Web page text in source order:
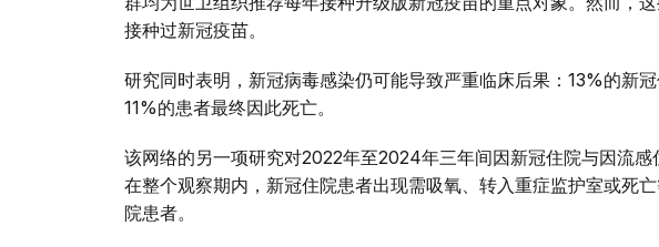
接种过新冠疫苗。
研究同时表明，新冠病毒感染仍可能导致严重临床后果：13%的新
11%的患者最终因此死亡。
该网络的另一项研究对2022年至2024年三年间因新冠住院与因流感
在整个观察期内，新冠住院患者出现需吸氧、转入重症监护室或死
院患者。